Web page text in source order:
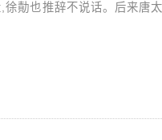
徐勣也推辞不说话。后来唐